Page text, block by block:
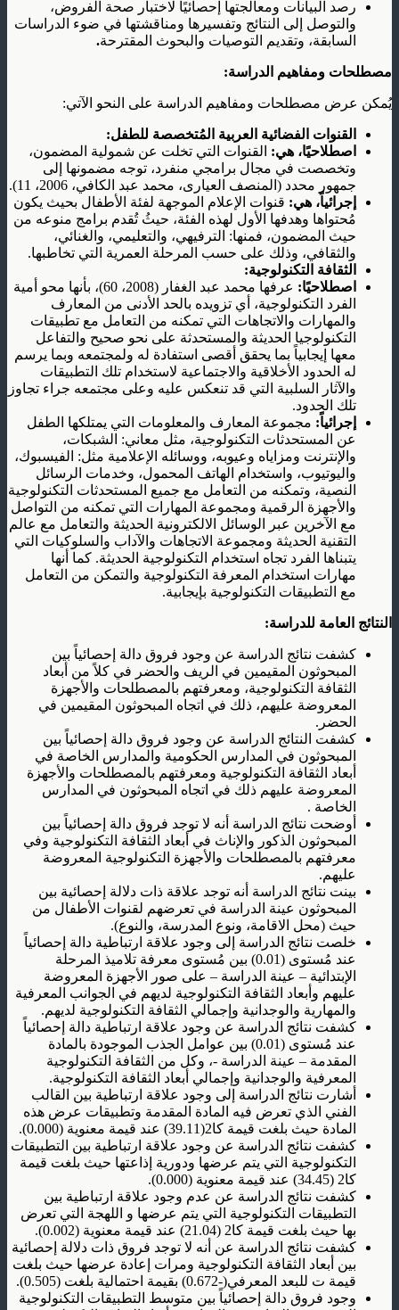
رصد البيانات ومعالجتها إحصائيًا لاختبار صحة الفروض،
والتوصل إلى النتائج وتفسيرها ومناقشتها في ضوء الدراسات
السابقة، وتقديم التوصيات والبحوث المقترحة.
مصطلحات ومفاهيم الدراسة:
يُمكن عرض مصطلحات ومفاهيم الدراسة على النحو الآتي:
القنوات الفضائية العربية المُتخصصة للطفل:
اصطلاحيًا، هي: القنوات التي تخلت عن شمولية المضمون،
وتخصصت في مجال برامجي منفرد، توجه مضمونها إلى
جمهور محدد (المنصف العيارى، محمد عبد الكافي، 2006، 11).
إجرائياً، هي: قنوات الإعلام الموجهة لفئة الأطفال بحيث يكون
مُحتواها وهدفها الأول لهذه الفئة، حيثُ تُقدم برامج منوعه من
حيث المضمون، فمنها: الترفيهي، والتعليمي، والغنائي،
والثقافي، وذلك على حسب المرحلة العمرية التي تخاطبها.
الثقافة التكنولوجية:
اصطلاحيًا:
عرفها محمد عبد الغفار (2008، 60)، بأنها محو أمية
الفرد التكنولوجية، أي تزويده بالحد الأدنى من المعارف
والمهارات والاتجاهات التي تمكنه من التعامل مع تطبيقات
التكنولوجيا الحديثة والمستحدثة على نحو صحيح والتفاعل
معها إيجابياً بما يحقق أقصى استفادة له ولمجتمعه وبما يرسم
له الحدود الأخلاقية والاجتماعية لاستخدام تلك التطبيقات
والآثار السلبية التي قد تنعكس عليه وعلى مجتمعه جراء تجاوز
تلك الحدود.
إجرائياً: مجموعة المعارف والمعلومات التي يمتلكها الطفل
عن المستحدثات التكنولوجية، مثل معاني: الشبكات،
والإنترنت ومزاياه وعيوبه، ووسائله الإعلامية مثل: الفيسبوك،
واليوتيوب، واستخدام الهاتف المحمول، وخدمات الرسائل
النصية، وتمكنه من التعامل مع جميع المستحدثات التكنولوجية
والأجهزة الرقمية ومجموعة المهارات التي تمكنه من التواصل
مع الآخرين عبر الوسائل الالكترونية الحديثة والتعامل مع عالم
التقنية الحديثة ومجموعة الاتجاهات والآداب والسلوكيات التي
يتبناها الفرد تجاه استخدام التكنولوجية الحديثة. كما أنها
مهارات استخدام المعرفة التكنولوجية والتمكن من التعامل
مع التطبيقات التكنولوجية بإيجابية.
النتائج العامة للدراسة:
كشفت نتائج الدراسة عن وجود فروق دالة إحصائياً بين
المبحوثون المقيمين في الريف والحضر في كلاً من أبعاد
الثقافة التكنولوجية، ومعرفتهم بالمصطلحات والأجهزة
المعروضة عليهم، ذلك في اتجاه المبحوثون المقيمين في
الحضر.
كشفت النتائج الدراسة عن وجود فروق دالة إحصائياً بين
المبحوثون في المدارس الحكومية والمدارس الخاصة في
أبعاد الثقافة التكنولوجية ومعرفتهم بالمصطلحات والأجهزة
المعروضة عليهم ذلك في اتجاه المبحوثون في المدارس
الخاصة .
أوضحت نتائج الدراسة أنه لا توجد فروق دالة إحصائياً بين
المبحوثون الذكور والإناث في أبعاد الثقافة التكنولوجية وفي
معرفتهم بالمصطلحات والأجهزة التكنولوجية المعروضة
عليهم.
بينت نتائج الدراسة أنه توجد علاقة ذات دلالة إحصائية بين
المبحوثون عينة الدراسة في تعرضهم لقنوات الأطفال من
حيث (محل الاقامة، ونوع المدرسة، والنوع).
خلصت نتائج الدراسة إلى وجود علاقة ارتباطية دالة إحصائياً
عند مُستوى (0.01) بين مُستوى معرفة تلاميذ المرحلة
الإبتدائية – عينة الدراسة – على صور الأجهزة المعروضة
عليهم وأبعاد الثقافة التكنولوجية لديهم في الجوانب المعرفية
والمهارية والوجدانية وإجمالي الثقافة التكنولوجية لديهم.
كشفت نتائج الدراسة عن وجود علاقة ارتباطية دالة إحصائياً
عند مُستوى (0.01) بين عوامل الجذب الموجودة بالمادة
المقدمة – عينة الدراسة -، وكل من الثقافة التكنولوجية
المعرفية والوجدانية وإجمالي أبعاد الثقافة التكنولوجية.
أشارت نتائج الدراسة إلى وجود علاقة ارتباطية بين القالب
الفني الذي تعرض فيه المادة المقدمة وتطبيقات عرض هذه
المادة حيث بلغت قيمة كا2(39.11) عند قيمة معنوية (0.000).
كشفت نتائج الدراسة عن وجود علاقة ارتباطية بين التطبيقات
التكنولوجية التي يتم عرضها ودورية إذاعتها حيث بلغت قيمة
كا2 (34.45) عند قيمة معنوية (0.000).
كشفت نتائج الدراسة عن عدم وجود علاقة ارتباطية بين
التطبيقات التكنولوجية التي يتم عرضها و اللهجة التي تعرض
بها حيث بلغت قيمة كا2 (21.04) عند قيمة معنوية (0.002).
كشفت نتائج الدراسة عن أنه لا توجد فروق ذات دلالة إحصائية
بين أبعاد الثقافة التكنولوجية ومرات إعادة عرضها حيث بلغت
قيمة ت للبعد المعرفي(-0.672) بقيمة احتمالية بلغت (0.505).
وجود فروق دالة إحصائياً بين متوسط التطبيقات التكنولوجية